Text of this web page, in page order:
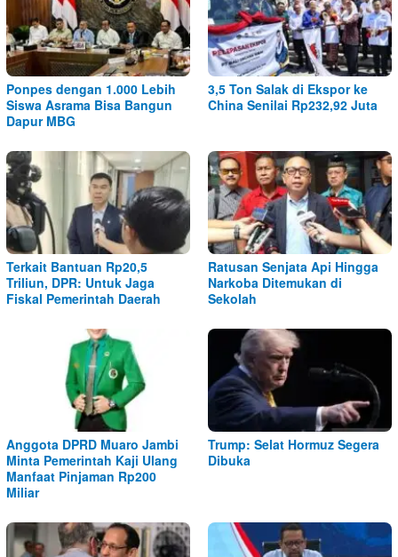
Ponpes dengan 1.000 Lebih
Siswa Asrama Bisa Bangun
Dapur MBG
3,5 Ton Salak di Ekspor ke
China Senilai Rp232,92 Juta
Terkait Bantuan Rp20,5
Triliun, DPR: Untuk Jaga
Fiskal Pemerintah Daerah
Ratusan Senjata Api Hingga
Narkoba Ditemukan di
Sekolah
Anggota DPRD Muaro Jambi
Minta Pemerintah Kaji Ulang
Manfaat Pinjaman Rp200
Miliar
Trump: Selat Hormuz Segera
Dibuka